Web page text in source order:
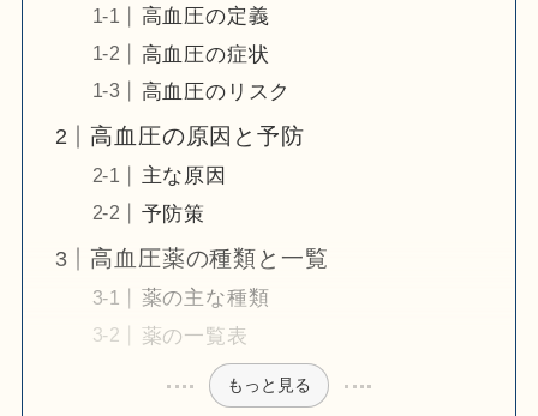
高血圧の定義
高血圧の症状
高血圧のリスク
高血圧の原因と予防
主な原因
予防策
高血圧薬の種類と一覧
薬の主な種類
薬の一覧表
もっと見る